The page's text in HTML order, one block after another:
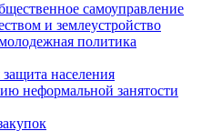
самоуправление
и землеустройство
политика
населения
неформальной занятости